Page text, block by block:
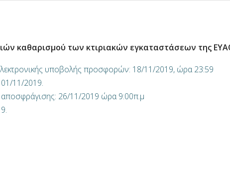
καθαρισμού των κτιριακών εγκαταστάσεων της
υποβολής προσφορών: 18/11/2019, ώρα 23:59
11/2019.
αποσφράγισης: 26/11/2019 ώρα 9:00π.μ